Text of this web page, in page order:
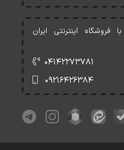
فروشگاه اینترنتی ایران
۰۴۱۴۲۲۷۳۷۸۱
۰۹۲۱۶۴۲۶۳۸۴